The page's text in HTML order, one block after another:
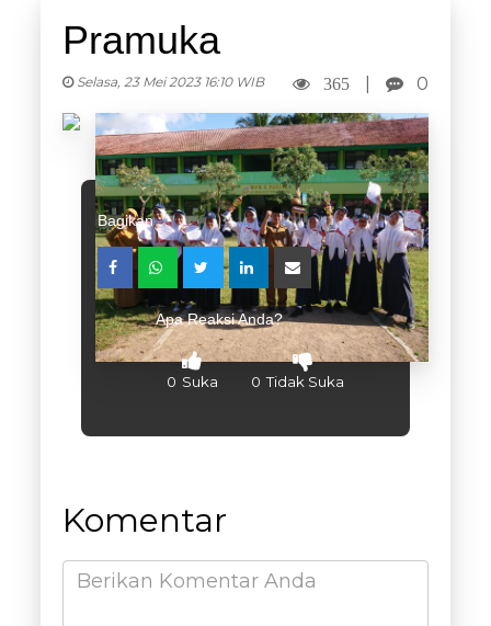
Pramuka
Selasa, 23 Mei 2023 16:10 WIB 365 0
Bagikan :
Apa Reaksi Anda?
0 Suka 0 Tidak Suka
Komentar